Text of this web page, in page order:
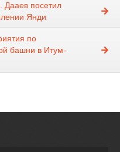
посетил
Янди
по
башни в Итум-